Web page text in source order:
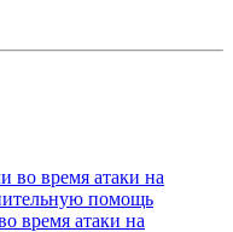
время атаки на